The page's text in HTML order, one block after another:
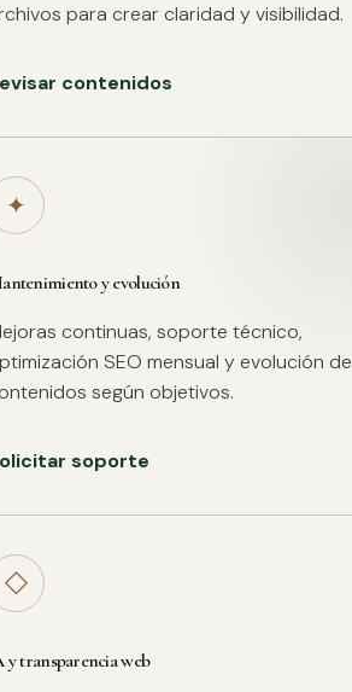
para crear claridad y visibilidad.
contenidos
✦
y evolución
continuas, soporte técnico,
SEO mensual y evolución de
según objetivos.
soporte
◇
y transparencia web